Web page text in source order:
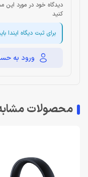
دیدگاه خود در مورد این
کنید
برای ثبت دیگاه ایندا
ورود به
محصولات